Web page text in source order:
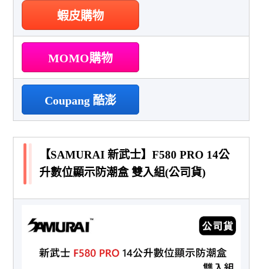
蝦皮購物
MOMO購物
Coupang 酷澎
【SAMURAI 新武士】F580 PRO 14公
升數位顯示防潮盒 雙入組(公司貨)